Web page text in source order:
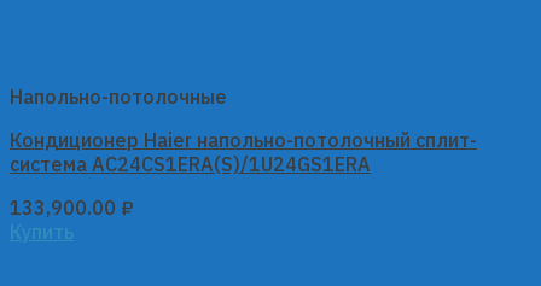
Напольно-потолочные
Кондиционер Haier напольно-потолочный сплит-
система AC24CS1ERA(S)/1U24GS1ERA
133,900.00 ₽
Купить